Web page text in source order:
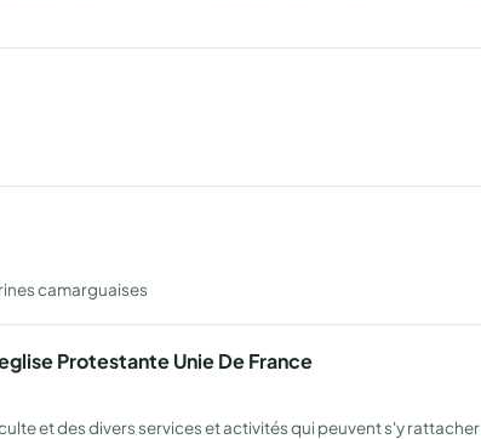
camarguaises
Protestante Unie De France
et des divers services et activités qui peuvent s'y rattacher